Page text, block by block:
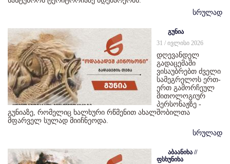
სრულად
გუნია
31 / ივლისი 2026
დღევანდელ
გადაცემაში
ვისაუბრებთ ძველი
სამეგრელოს ერთ-
ერთ გამორჩეულ
მითოლოგიურ
პერსონაჟზე -
გუნიაზე, რომელიც ხალხური რწმენით ახალშობილთა
მფარველ სულად მიიჩნეოდა.
სრულად
აბაანიხა //
ფსხუნიხა